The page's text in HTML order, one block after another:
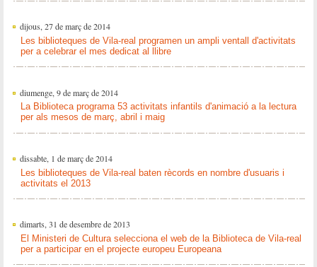
dijous, 27 de març de 2014
Les biblioteques de Vila-real programen un ampli ventall d'activitats
per a celebrar el mes dedicat al llibre
diumenge, 9 de març de 2014
La Biblioteca programa 53 activitats infantils d'animació a la lectura
per als mesos de març, abril i maig
dissabte, 1 de març de 2014
Les biblioteques de Vila-real baten rècords en nombre d'usuaris i
activitats el 2013
dimarts, 31 de desembre de 2013
El Ministeri de Cultura selecciona el web de la Biblioteca de Vila-real
per a participar en el projecte europeu Europeana